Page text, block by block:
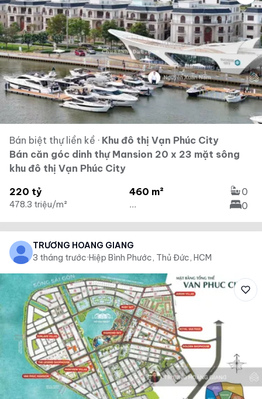
Bán biệt thự liền kề · Khu đô thị Vạn Phúc City
Bán căn góc dinh thự Mansion 20 x 23 mặt sông
khu đô thị Vạn Phúc City
220 tỷ
478.3 triệu/m²
460 m²
...
0
0
TRƯƠNG HOÀNG GIANG
3 tháng trước·Hiệp Bình Phước, Thủ Đức, HCM